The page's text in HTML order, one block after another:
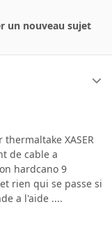
un nouveau sujet
XASER
de cable a
hardcano 9
rien qui se passe si
a l'aide ....